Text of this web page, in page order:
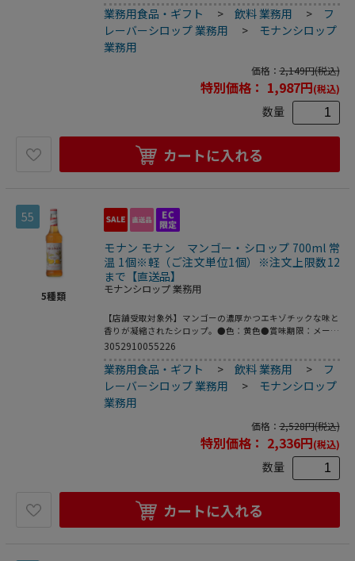
ますので、返品は受け付けておりません。※業務用食品に関
しまして、基本的に飲食店様が大量に使用することを目的と
した商品であるため、一般用より期限が短くなっておりま
す。
業務用食品・ギフト >飲料 業務用 > フ
レーバーシロップ 業務用
> モナンシロップ
業務用
価格：2,149円(税込)
特別価格： 1,987円(税込)
数量
カートに入れる
55
5種類
モナン モナン マンゴー・シロップ 700ml 常
温 1個※軽（ご注文単位1個）※注文上限数12
まで【直送品】
モナンシロップ 業務用
【店舗受取対象外】マンゴーの濃厚かつエキゾチックな味と
香りが凝縮されたシロップ。●色：黄色●賞味期限：メーカ
ー製造日より36ヶ月※こちらの商品は食品・飲料類となり
しまして、基本的に飲食店様が大量に使用することを目的と
した商品であるため、一般用より期限が短くなっておりま
す。
3052910055226
業務用食品・ギフト >飲料 業務用 > フ
レーバーシロップ 業務用
> モナンシロップ
業務用
価格：2,528円(税込)
特別価格： 2,336円(税込)
数量
カートに入れる